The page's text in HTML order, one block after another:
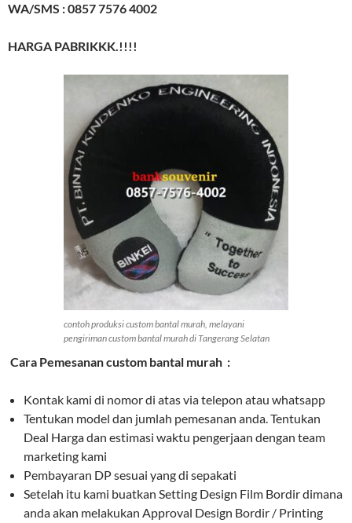
WA/SMS : 0857 7576 4002
HARGA PABRIKKK.!!!!
contoh produksi custom bantal murah, melayani
pengiriman custom bantal murah di Tangerang Selatan
Cara Pemesanan custom bantal murah :
Kontak kami di nomor di atas via telepon atau whatsapp
Tentukan model dan jumlah pemesanan anda. Tentukan
Deal Harga dan estimasi waktu pengerjaan dengan team
marketing kami
Pembayaran DP sesuai yang di sepakati
Setelah itu kami buatkan Setting Design Film Bordir dimana
anda akan melakukan Approval Design Bordir / Printing